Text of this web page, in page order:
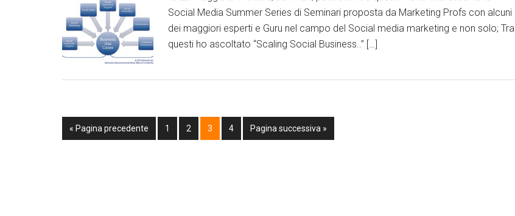
Social Media Summer Series di Seminari proposta da Marketing Profs con alcuni
dei maggiori esperti e Guru nel campo del Social media marketing e non solo; Tra
questi ho ascoltato “Scaling Social Business..” […]
« Pagina precedente 1 2 3 4 Pagina successiva »